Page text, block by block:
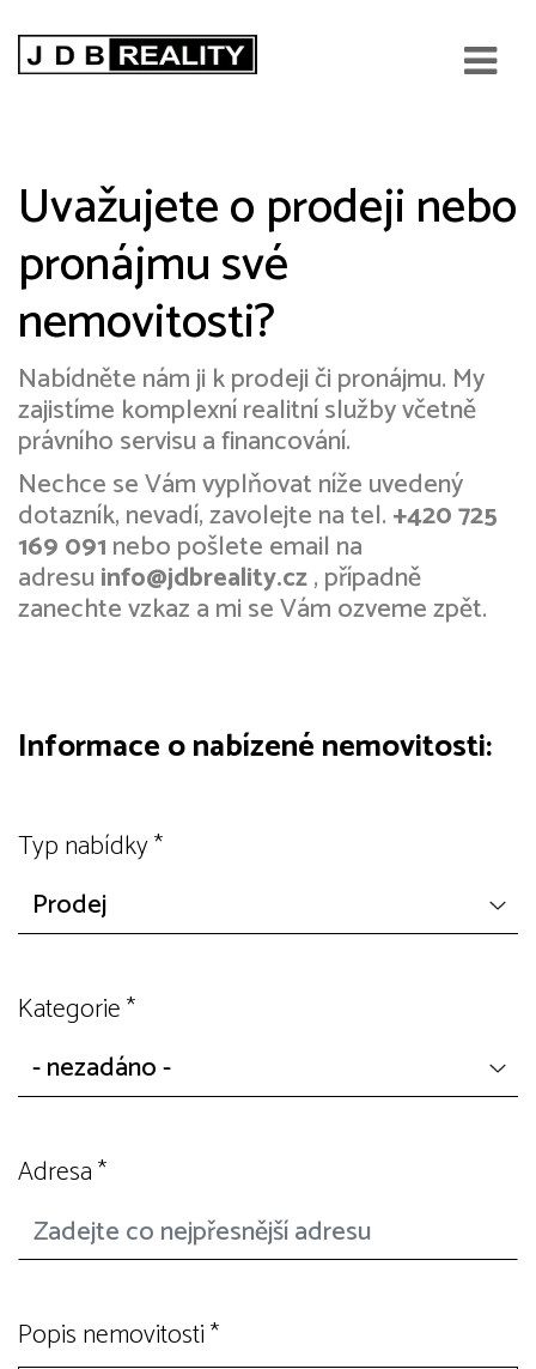
Uvažujete o prodeji nebo
pronájmu své
nemovitosti?
Nabídněte nám ji k prodeji či pronájmu. My
zajistíme komplexní realitní služby včetně
právního servisu a financování.
Nechce se Vám vyplňovat níže uvedený
dotazník, nevadí, zavolejte na tel.+420 725
169 091nebo pošlete email na
adresuinfo@jdbreality.cz, případně
zanechte vzkaz a mi se Vám ozveme zpět.
Informace o nabízené nemovitosti:
Typ nabídky*
Kategorie*
Adresa*
Popis nemovitosti*